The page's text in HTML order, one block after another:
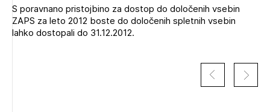
S poravnano pristojbino za dostop do določenih vsebin
ZAPS za leto 2012 boste do določenih spletnih vsebin
lahko dostopali do 31.12.2012.